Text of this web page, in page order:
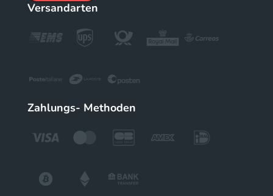
Versandarten
Zahlungs- Methoden